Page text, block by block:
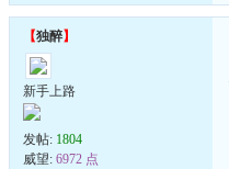
【独醉】
新手上路
发帖: 1804
威望: 6972 点